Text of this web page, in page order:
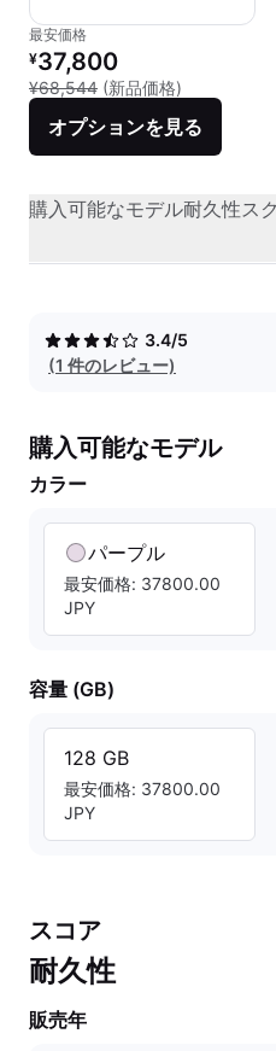
最安価格
リファービッシュ品の価格：
¥37,800
¥68,544 (新品価格)
オプションを見る
購入可能なモデル耐久性ス
3.4/5
(1 件のレビュー)
購入可能なモデル
カラー
パープル
最安価格: 37800.00
JPY
容量 (GB)
128 GB
最安価格: 37800.00
JPY
スコア
耐久性
販売年